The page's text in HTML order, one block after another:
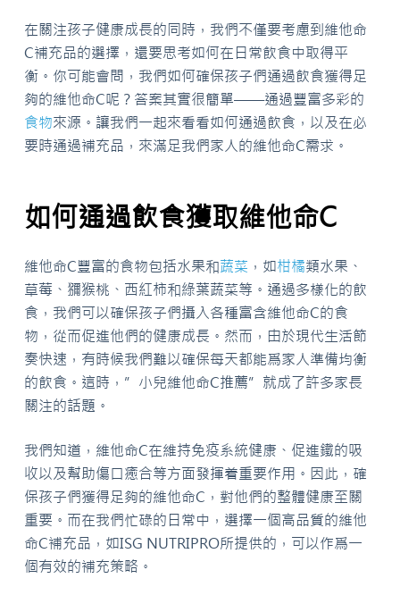
在關注孩子健康成長的同時，我們不僅要考慮到維他命
C補充品的選擇，還要思考如何在日常飲食中取得平
衡。你可能會問，我們如何確保孩子們通過飲食獲得足
夠的維他命C呢？答案其實很簡單——通過豐富多彩的
食物來源。讓我們一起來看看如何通過飲食，以及在必
要時通過補充品，來滿足我們家人的維他命C需求。
如何通過飲食獲取維他命C
維他命C豐富的食物包括水果和蔬菜 ，如柑橘類水果、
草莓、獼猴桃、西紅柿和綠葉蔬菜等。通過多樣化的飲
食，我們可以確保孩子們攝入各種富含維他命C的食
物，從而促進他們的健康成長。然而，由於現代生活節
奏快速，有時候我們難以確保每天都能爲家人準備均衡
的飲食。這時，”小兒維他命C推薦”就成了許多家長
關注的話題。
我們知道，維他命C在維持免疫系統健康、促進鐵的吸
收以及幫助傷口癒合等方面發揮着重要作用。因此，確
保孩子們獲得足夠的維他命C，對他們的整體健康至關
重要。而在我們忙碌的日常中，選擇一個高品質的維他
命C補充品，如ISG NUTRIPRO所提供的，可以作爲一
個有效的補充策略。